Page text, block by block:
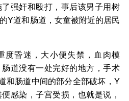
强奸和殴打，事后该男子用树
Y道和肠道，女童被附近的居民
度昏迷，大小便失禁，血肉模
道没有一处完好的地方，手术
和肠道中间的部分全部破坏，Y
感染，子宫受损，也就是说，